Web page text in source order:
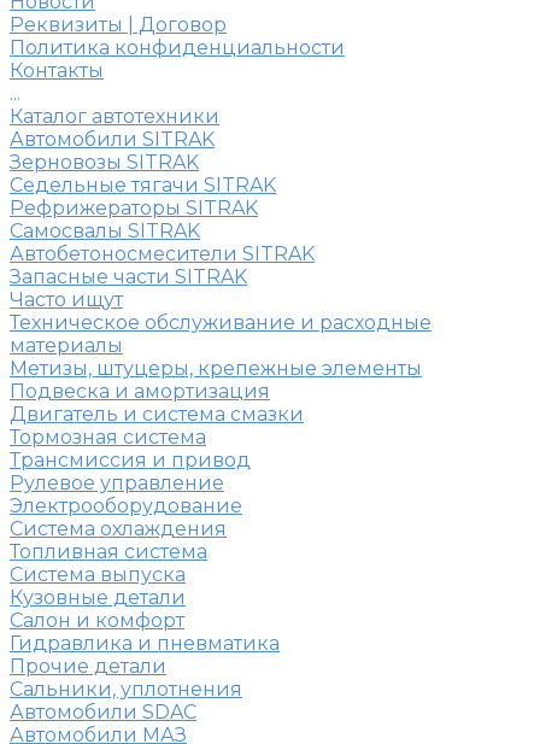
Реквизиты | Договор
Политика конфиденциальности
Контакты
...
Каталог автотехники
Автомобили SITRAK
Зерновозы SITRAK
Седельные тягачи SITRAK
Рефрижераторы SITRAK
Самосвалы SITRAK
Автобетоносмесители SITRAK
Запасные части SITRAK
Часто ищут
Техническое обслуживание и расходные
материалы
Метизы, штуцеры, крепежные элементы
Подвеска и амортизация
Двигатель и система смазки
Тормозная система
Трансмиссия и привод
Рулевое управление
Электрооборудование
Система охлаждения
Топливная система
Система выпуска
Кузовные детали
Салон и комфорт
Гидравлика и пневматика
Прочие детали
Сальники, уплотнения
Автомобили SDAC
Автомобили МАЗ